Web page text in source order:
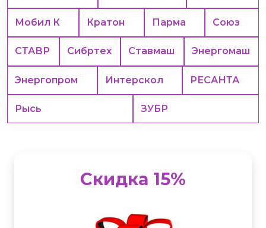
Мобил К Кратон Парма Союз
СТАВР Сибртех Ставмаш Энергомаш
Энергопром Интерскол РЕСАНТА
Рысь ЗУБР
Скидка 15%